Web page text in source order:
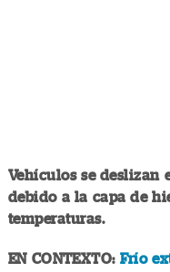
Vehículos se deslizan
debido a la capa de
temperaturas.
EN CONTEXTO: Frío